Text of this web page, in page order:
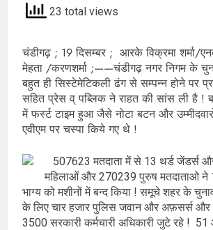
23 total views
चंडीगढ़ ; 19 दिसम्बर ; आरके विक्रमा शर्मा/
मेहता /करणशर्मा ;——चंडीगढ़ नगर निगम के
बहुत ही सिस्टेमेटिकली ढंग से सम्पन्न होने पर
सहित प्रेस व् पब्लिक ने राहत की सांस ली है !
में फर्स्ट टाइम हुआ जैसे नोटा बटन और
एवीएम पर चस्पा किये गए थे !
507623 मतदाता में से 13 थर्ड जेंडर्स
महिलाओं और 270239 पुरुष मतदाताओ ने
भाग्य को मशीनों में बन्द किया ! समूचे शहर के
के लिए चार हजार पुलिस जवान और अफ़सर्स और
3500 सरकारी कर्मचारी अधिकारी जुटे रहे ! 51